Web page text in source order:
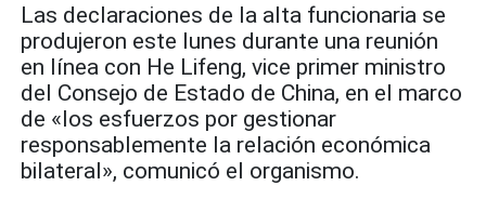
Las declaraciones de la alta funcionaria se
produjeron este lunes durante una reunión
en línea con He Lifeng, vice primer ministro
del Consejo de Estado de China, en el marco
de «los esfuerzos por gestionar
responsablemente la relación económica
bilateral», comunicó el organismo.